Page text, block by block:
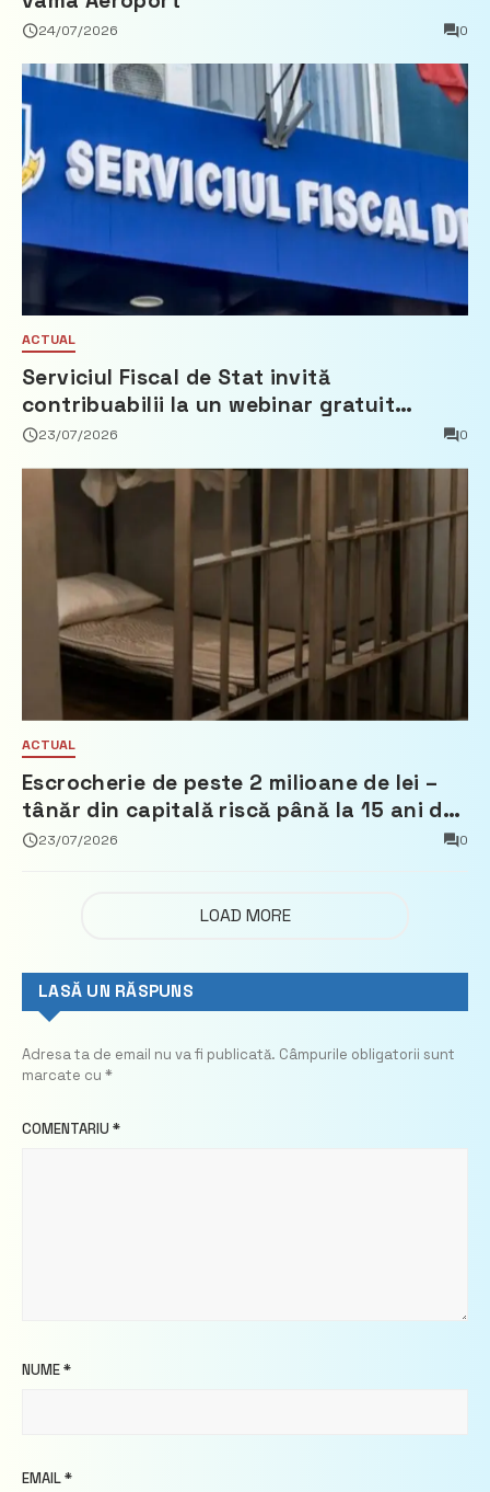
24/07/2026 0
ACTUAL
Serviciul Fiscal de Stat invită
contribuabilii la un webinar gratuit
privind calculul impozitului pe bunurile
23/07/2026 0
ACTUAL
Escrocherie de peste 2 milioane de lei –
tânăr din capitală riscă până la 15 ani de
închisoare
23/07/2026 0
LOAD MORE
LASĂ UN RĂSPUNS
Adresa ta de email nu va fi publicată. Câmpurile obligatorii sunt
marcate cu *
COMENTARIU *
NUME*
EMAIL*